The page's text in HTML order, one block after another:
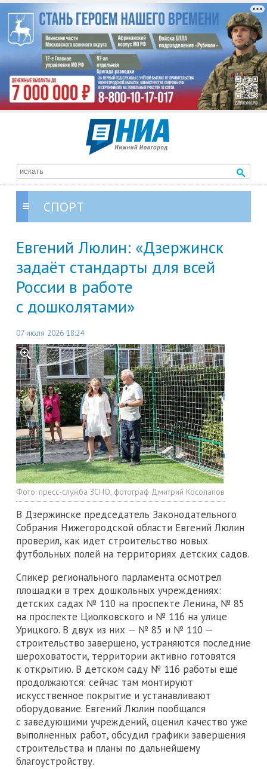
СПОРТ
Евгений Люлин: «Дзержинск
задаёт стандарты для всей
России в работе
с дошколятами»
07 июля 2026 18:24
Фото: пресс-служба ЗСНО, фотограф Дмитрий Косолапов
В Дзержинске председатель Законодательного
Собрания Нижегородской области Евгений Люлин
проверил, как идет строительство новых
футбольных полей на территориях детских садов.
Спикер регионального парламента осмотрел
площадки в трех дошкольных учреждениях:
детских садах № 110 на проспекте Ленина, № 85
на проспекте Циолковского и № 116 на улице
Урицкого. В двух из них — № 85 и № 110 —
строительство завершено, устраняются последние
шероховатости, территории активно готовятся
к открытию. В детском саду № 116 работы ещё
продолжаются: сейчас там монтируют
искусственное покрытие и устанавливают
оборудование. Евгений Люлин пообщался
с заведующими учреждений, оценил качество уже
выполненных работ, обсудил графики завершения
строительства и планы по дальнейшему
благоустройству.